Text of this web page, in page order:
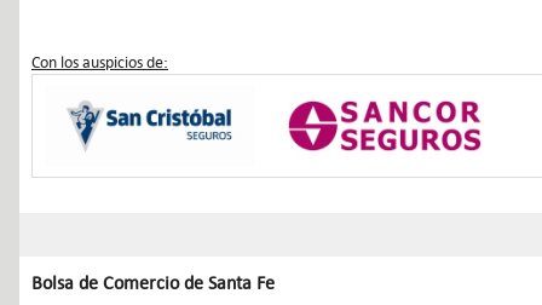
Con los auspicios de:
Bolsa de Comercio de Santa Fe